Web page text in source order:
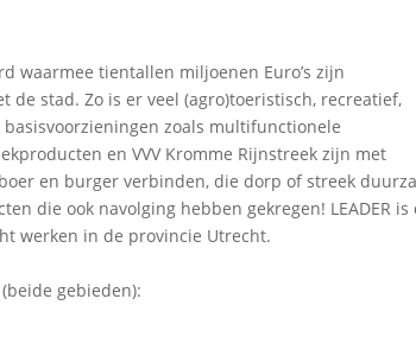
waarmee tientallen miljoenen Euro’s zijn
stad. Zo is er veel (agro)toeristisch, recreatief,
zoals multifunctionele
en VVV Kromme Rijnstreek zijn met
en burger verbinden, die dorp of streek
die ook navolging hebben gekregen! LEADER is
werken in de provincie Utrecht.
gebieden):